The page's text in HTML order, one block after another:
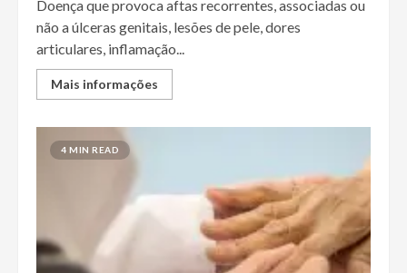
Doença que provoca aftas recorrentes, associadas ou
não a úlceras genitais, lesões de pele, dores
articulares, inflamação...
Mais informações
4 MIN READ